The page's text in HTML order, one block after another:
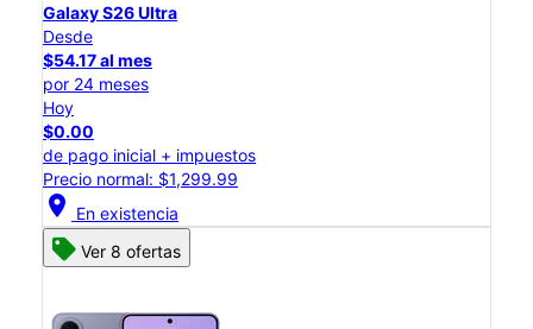
Galaxy S26 Ultra
Desde
$54.17 al mes
por 24 meses
Hoy
$0.00
de pago inicial + impuestos
Precio normal: $1,299.99
location_on En existencia
Ver 8 ofertas